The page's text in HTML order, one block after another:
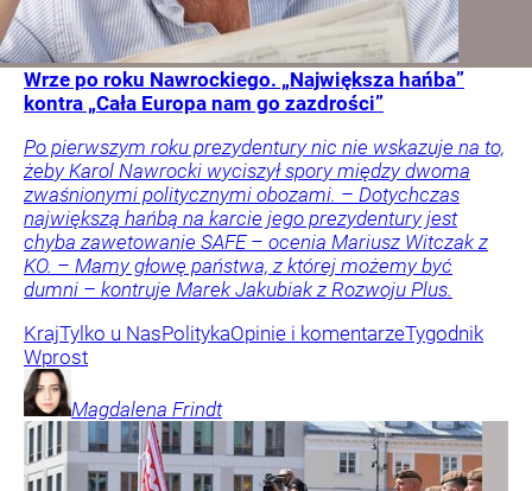
Wrze po roku Nawrockiego. „Największa hańba”
kontra „Cała Europa nam go zazdrości”
Po pierwszym roku prezydentury nic nie wskazuje na to,
żeby Karol Nawrocki wyciszył spory między dwoma
zwaśnionymi politycznymi obozami. – Dotychczas
największą hańbą na karcie jego prezydentury jest
chyba zawetowanie SAFE – ocenia Mariusz Witczak z
KO. – Mamy głowę państwa, z której możemy być
dumni – kontruje Marek Jakubiak z Rozwoju Plus.
KrajTylko u NasPolitykaOpinie i komentarzeTygodnik
Wprost
Magdalena Frindt